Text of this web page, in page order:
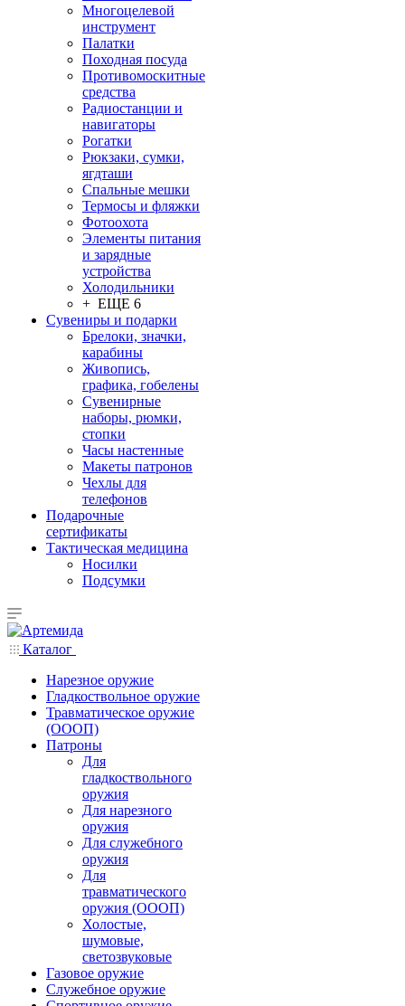
Многоцелевой
инструмент
Палатки
Походная посуда
Противомоскитные
средства
Радиостанции и
навигаторы
Рогатки
Рюкзаки, сумки,
ягдташи
Спальные мешки
Термосы и фляжки
Фотоохота
Элементы питания
и зарядные
устройства
Холодильники
+ ЕЩЕ 6
Сувениры и подарки
Брелоки, значки,
карабины
Живопись,
графика, гобелены
Сувенирные
наборы, рюмки,
стопки
Часы настенные
Макеты патронов
Чехлы для
телефонов
Подарочные
сертификаты
Тактическая медицина
Носилки
Подсумки
Каталог
Нарезное оружие
Гладкоствольное оружие
Травматическое оружие
(ОООП)
Патроны
Для
гладкоствольного
оружия
Для нарезного
оружия
Для служебного
оружия
Для
травматического
оружия (ОООП)
Холостые,
шумовые,
светозвуковые
Газовое оружие
Служебное оружие